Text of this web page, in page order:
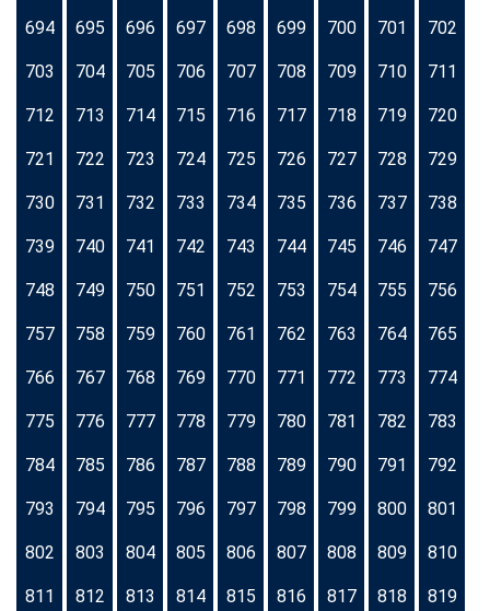
694 695 696 697 698 699 700 701 702
703 704 705 706 707 708 709 710 711
712 713 714 715 716 717 718 719 720
721 722 723 724 725 726 727 728 729
730 731 732 733 734 735 736 737 738
739 740 741 742 743 744 745 746 747
748 749 750 751 752 753 754 755 756
757 758 759 760 761 762 763 764 765
766 767 768 769 770 771 772 773 774
775 776 777 778 779 780 781 782 783
784 785 786 787 788 789 790 791 792
793 794 795 796 797 798 799 800 801
802 803 804 805 806 807 808 809 810
811 812 813 814 815 816 817 818 819